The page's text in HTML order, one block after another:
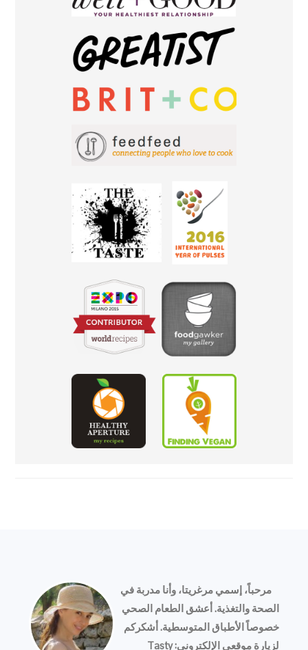
مرحباً، إسمي مرغريتا، وأنا مدربة في
الصحة والتغذية. أعشق الطعام الصحي
خصوصاً الأطباق المتوسطية. أشكركم
لزيارة موقعي الإلكتروني: Tasty